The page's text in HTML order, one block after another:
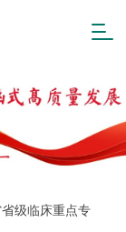
级临床重点专